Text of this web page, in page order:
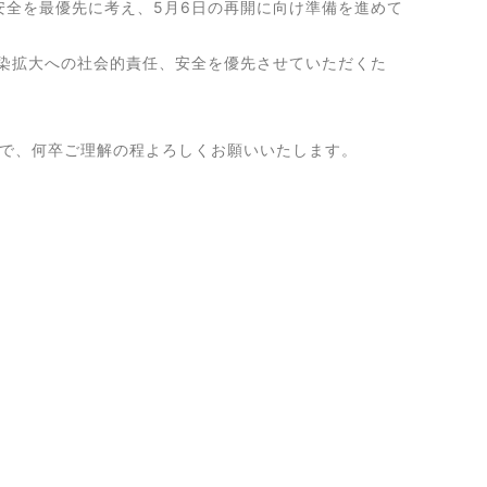
を最優先に考え、5月6日の再開に向け準備を進めて
大への社会的責任、安全を優先させていただくた
何卒ご理解の程よろしくお願いいたします。